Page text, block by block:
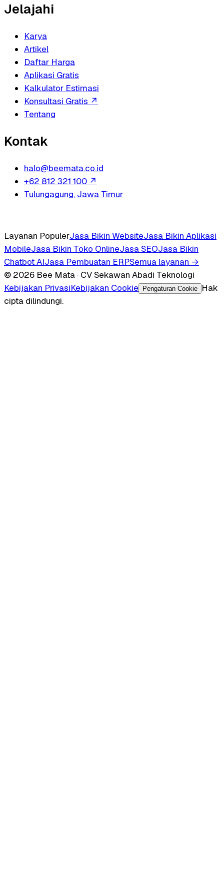
Jelajahi
Karya
Artikel
Daftar Harga
Aplikasi Gratis
Kalkulator Estimasi
Konsultasi Gratis ↗
Tentang
Kontak
halo@beemata.co.id
+62 812 321 100 ↗
Tulungagung, Jawa Timur
Layanan PopulerJasa Bikin WebsiteJasa Bikin Aplikasi
MobileJasa Bikin Toko OnlineJasa SEOJasa Bikin
Chatbot AIJasa Pembuatan ERPSemua layanan →
© 2026 Bee Mata · CV Sekawan Abadi Teknologi
Kebijakan PrivasiKebijakan Cookie Pengaturan Cookie
Hak
cipta dilindungi.